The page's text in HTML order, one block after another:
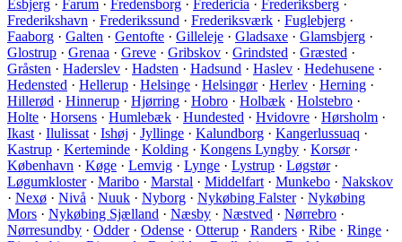
Esbjerg · Farum · Fredensborg · Fredericia · Frederiksberg ·
Frederikshavn · Frederikssund · Frederiksværk · Fuglebjerg ·
Faaborg · Galten · Gentofte · Gilleleje · Gladsaxe · Glamsbjerg ·
Glostrup · Grenaa · Greve · Gribskov · Grindsted · Græsted ·
Gråsten · Haderslev · Hadsten · Hadsund · Haslev · Hedehusene ·
Hedensted · Hellerup · Helsinge · Helsingør· Herlev · Herning ·
Hillerød · Hinnerup · Hjørring · Hobro · Holbæk · Holstebro ·
Holte · Horsens · Humlebæk · Hundested · Hvidovre · Hørsholm ·
Ikast · Ilulissat · Ishøj · Jyllinge · Kalundborg · Kangerlussuaq ·
Kastrup · Kerteminde · Kolding · Kongens Lyngby · Korsør·
København · Køge · Lemvig · Lynge · Lystrup · Løgstør·
Løgumkloster· Maribo · Marstal · Middelfart · Munkebo · Nakskov
· Nexø · Nivå · Nuuk · Nyborg · Nykøbing Falster· Nykøbing
Mors · Nykøbing Sjælland · Næsby · Næstved · Nørrebro ·
Nørresundby · Odder· Odense · Otterup · Randers · Ribe · Ringe ·